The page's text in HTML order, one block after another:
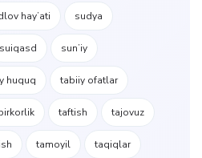
hayʼati sudya
suiqasd sunʼiy
huquq tabiiy ofatlar
taftish tajovuz
tamoyil taqiqlar